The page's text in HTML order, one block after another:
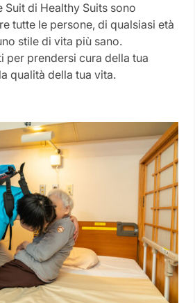
di Healthy Suits sono
tutte le persone, di qualsiasi età
stile di vita più sano.
per prendersi cura della tua
qualità della tua vita.